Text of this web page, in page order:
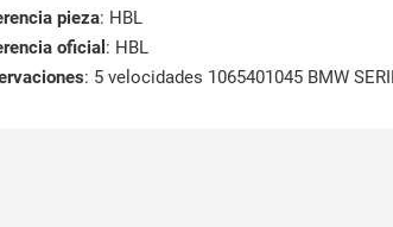
pieza: HBL
oficial : HBL
: 5 velocidades 1065401045 BMW